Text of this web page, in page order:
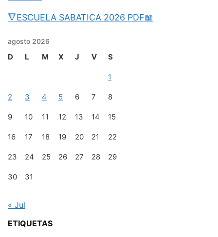
🔻ESCUELA SABATICA 2026 PDF📖
agosto 2026
D L M X J V S
1
2 3 4 5 6 7 8
9 10 11 12 13 14 15
16 17 18 19 20 21 22
23 24 25 26 27 28 29
30 31
« Jul
ETIQUETAS